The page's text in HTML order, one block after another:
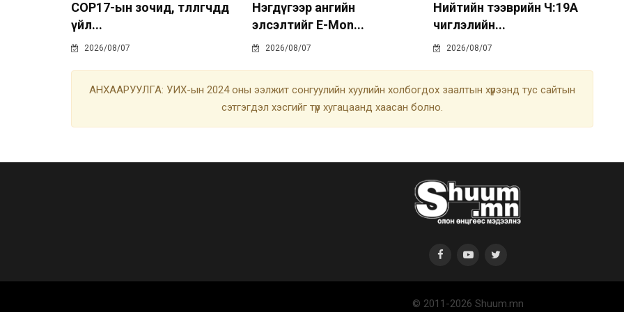
COP17-ын зочид, төлөөлөгчдөд
үйл...
2026/08/07
Нэгдүгээр ангийн
элсэлтийг E-Mon...
2026/08/07
Нийтийн тээврийн Ч:19А
чиглэлийн...
2026/08/07
АНХААРУУЛГА: УИХ-ын 2024 оны ээлжит сонгуулийн хуулийн холбогдох заалтын хүрээнд тус сайтын
сэтгэгдэл хэсгийг түр хугацаанд хаасан болно.
© 2011-2026 Shuum.mn